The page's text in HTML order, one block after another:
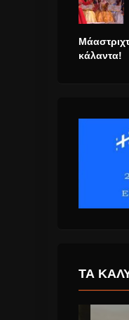
κάλαντα!
ΤΑ